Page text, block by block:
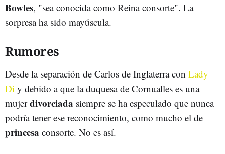
Bowles, "sea conocida como Reina consorte". La
sorpresa ha sido mayúscula.
Rumores
Desde la separación de Carlos de Inglaterra con Lady
Di y debido a que la duquesa de Cornualles es una
mujerdivorciada siempre se ha especulado que nunca
podría tener ese reconocimiento, como mucho el de
princesa consorte. No es así.